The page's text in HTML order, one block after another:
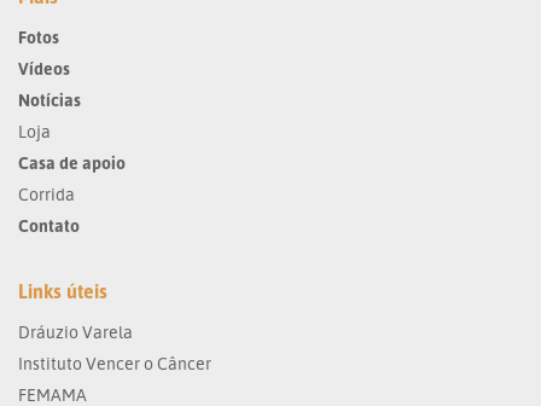
Fotos
Vídeos
Notícias
Loja
Casa de apoio
Corrida
Contato
Links úteis
Dráuzio Varela
Instituto Vencer o Câncer
FEMAMA